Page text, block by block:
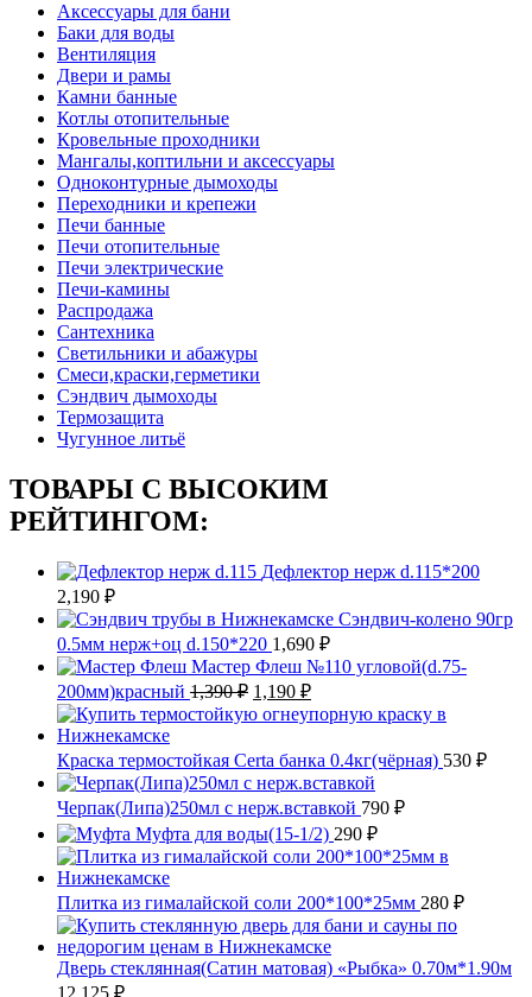
Аксессуары для бани
Баки для воды
Вентиляция
Двери и рамы
Камни банные
Котлы отопительные
Кровельные проходники
Мангалы,коптильни и аксессуары
Одноконтурные дымоходы
Переходники и крепежи
Печи банные
Печи отопительные
Печи электрические
Печи-камины
Распродажа
Сантехника
Светильники и абажуры
Смеси,краски,герметики
Сэндвич дымоходы
Термозащита
Чугунное литьё
ТОВАРЫ С ВЫСОКИМ
РЕЙТИНГОМ:
Дефлектор нерж d.115*200
2,190 ₽
Сэндвич-колено 90гр
0.5мм нерж+оц d.150*220 1,690 ₽
Мастер Флеш №110 угловой(d.75-
200мм)красный 1,390₽ Первоначальная
цена
составляла
1,390 ₽.
1,190 ₽Текущая
цена:
Краска термостойкая Certa банка 0.4кг(чёрная) 530 ₽
Черпак(Липа)250мл с нерж.вставкой 790 ₽
Муфта для воды(15-1/2) 290 ₽
Плитка из гималайской соли 200*100*25мм 280 ₽
Дверь стеклянная(Сатин матовая) «Рыбка» 0.70м*1.90м